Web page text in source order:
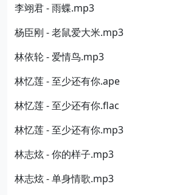
李翊君 - 雨蝶.mp3
杨臣刚 - 老鼠爱大米.mp3
林依轮 - 爱情鸟.mp3
林忆莲 - 至少还有你.ape
林忆莲 - 至少还有你.flac
林忆莲 - 至少还有你.mp3
林志炫 - 你的样子.mp3
林志炫 - 单身情歌.mp3